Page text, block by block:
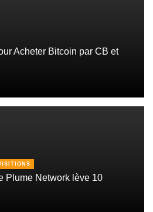
Acheter Bitcoin par CB et
Plume Network lève 10